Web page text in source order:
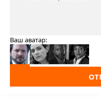
Ваш аватар: